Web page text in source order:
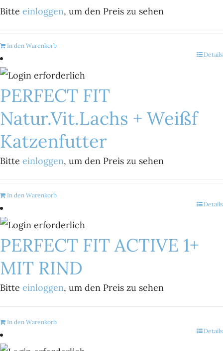
Bitte einloggen, um den Preis zu sehen
In den Warenkorb
Details
PERFECT FIT
Natur.Vit.Lachs + Weißf
Katzenfutter
Bitte einloggen, um den Preis zu sehen
In den Warenkorb
Details
PERFECT FIT ACTIVE 1+
MIT RIND
Bitte einloggen, um den Preis zu sehen
In den Warenkorb
Details